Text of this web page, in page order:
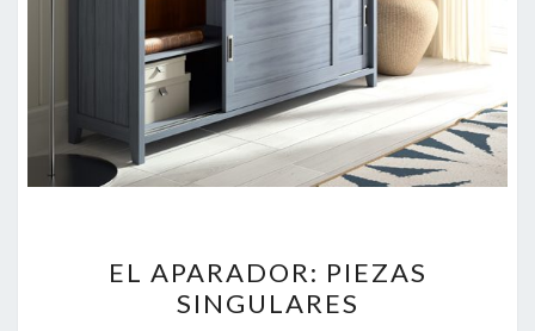
APARADOR:
PIEZAS
EL APARADOR: PIEZAS
SINGULARES